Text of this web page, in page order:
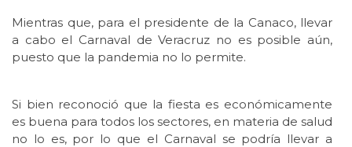
Mientras que, para el presidente de la Canaco, llevar
a cabo el Carnaval de Veracruz no es posible aún,
puesto que la pandemia no lo permite.
Si bien reconoció que la fiesta es económicamente
es buena para todos los sectores, en materia de salud
no lo es, por lo que el Carnaval se podría llevar a